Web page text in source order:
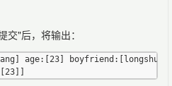
"后，将输出：
age:[23]